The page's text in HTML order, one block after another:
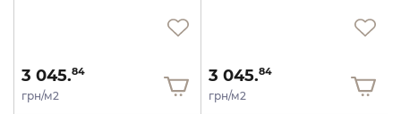
3 045.84
грн/м2
3 045.84
грн/м2